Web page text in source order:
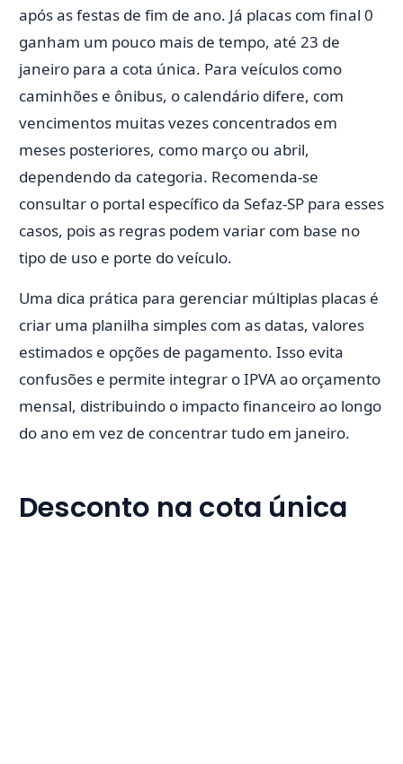
após as festas de fim de ano. Já placas com final 0
ganham um pouco mais de tempo, até 23 de
janeiro para a cota única. Para veículos como
caminhões e ônibus, o calendário difere, com
vencimentos muitas vezes concentrados em
meses posteriores, como março ou abril,
dependendo da categoria. Recomenda-se
consultar o portal específico da Sefaz-SP para esses
casos, pois as regras podem variar com base no
tipo de uso e porte do veículo.
Uma dica prática para gerenciar múltiplas placas é
criar uma planilha simples com as datas, valores
estimados e opções de pagamento. Isso evita
confusões e permite integrar o IPVA ao orçamento
mensal, distribuindo o impacto financeiro ao longo
do ano em vez de concentrar tudo em janeiro.
Desconto na cota única